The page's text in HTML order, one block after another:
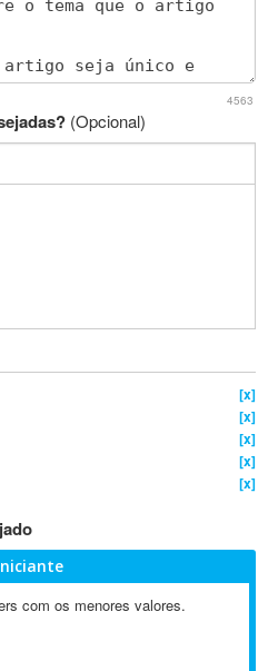
4563
(Opcional)
[x]
[x]
[x]
[x]
[x]
com os menores valores.